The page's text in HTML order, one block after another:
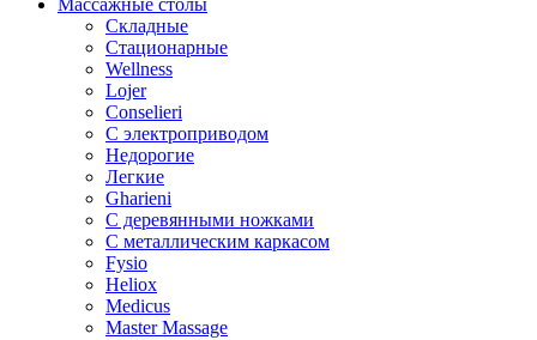
Складные
Стационарные
Wellness
Lojer
Conselieri
С электроприводом
Недорогие
Легкие
Gharieni
С деревянными ножками
С металлическим каркасом
Fysio
Heliox
Medicus
Master Massage